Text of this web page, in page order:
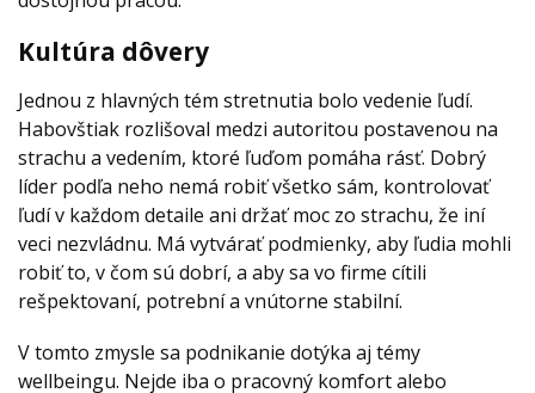
Kultúra dôvery
Jednou z hlavných tém stretnutia bolo vedenie ľudí.
Habovštiak rozlišoval medzi autoritou postavenou na
strachu a vedením, ktoré ľuďom pomáha rásť. Dobrý
líder podľa neho nemá robiť všetko sám, kontrolovať
ľudí v každom detaile ani držať moc zo strachu, že iní
veci nezvládnu. Má vytvárať podmienky, aby ľudia mohli
robiť to, v čom sú dobrí, a aby sa vo firme cítili
rešpektovaní, potrební a vnútorne stabilní.
V tomto zmysle sa podnikanie dotýka aj témy
wellbeingu. Nejde iba o pracovný komfort alebo